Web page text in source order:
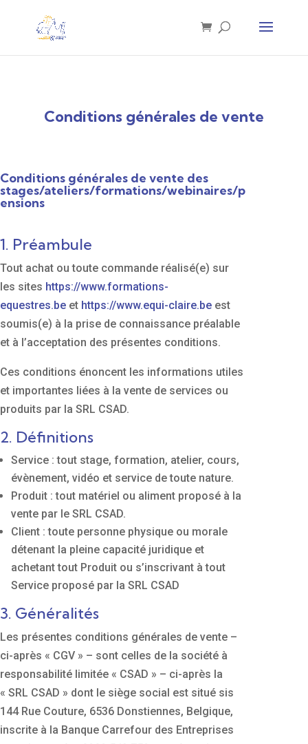
Conditions générales de vente
Conditions générales de vente des
stages/ateliers/formations/webinaires/p
ensions
1. Préambule
Tout achat ou toute commande réalisé(e) sur
les sites https://www.formations-
equestres.be et https://www.equi-claire.be est
soumis(e) à la prise de connaissance préalable
et à l’acceptation des présentes conditions.
Ces conditions énoncent les informations utiles
et importantes liées à la vente de services ou
produits par la SRL CSAD.
2. Définitions
Service : tout stage, formation, atelier, cours,
évènement, vidéo et service de toute nature.
Produit : tout matériel ou aliment proposé à la
vente par le SRL CSAD.
Client : toute personne physique ou morale
détenant la pleine capacité juridique et
achetant tout Produit ou s’inscrivant à tout
Service proposé par la SRL CSAD
3. Généralités
Les présentes conditions générales de vente –
ci-après « CGV » – sont celles de la société à
responsabilité limitée « CSAD » – ci-après la
« SRL CSAD » dont le siège social est situé sis
144 Rue Couture, 6536 Donstiennes, Belgique,
inscrite à la Banque Carrefour des Entreprises